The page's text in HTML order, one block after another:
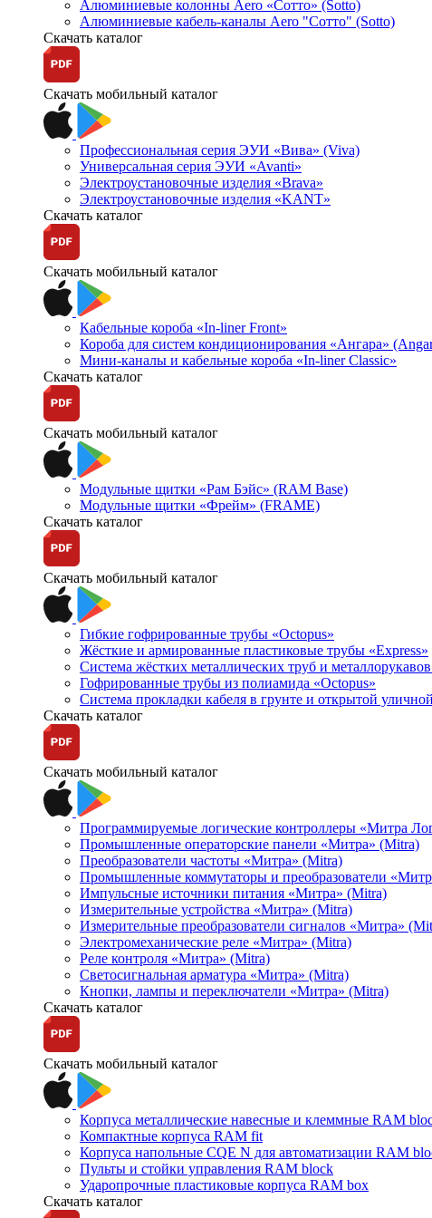
Алюминиевые колонны Aero «Сотто» (Sotto)
Алюминиевые кабель-каналы Aero "Сотто" (Sotto)
Скачать каталог
Скачать мобильный каталог
Профессиональная серия ЭУИ «Вива» (Viva)
Универсальная серия ЭУИ «Avanti»
Электроустановочные изделия «Brava»
Электроустановочные изделия «KANT»
Скачать каталог
Скачать мобильный каталог
Кабельные короба «In-liner Front»
Короба для систем кондиционирования «Ангара»
Мини-каналы и кабельные короба «In-liner Classic»
Скачать каталог
Скачать мобильный каталог
Модульные щитки «Рам Бэйс» (RAM Base)
Модульные щитки «Фрейм» (FRAME)
Скачать каталог
Скачать мобильный каталог
Гибкие гофрированные трубы «Octopus»
Жёсткие и армированные пластиковые трубы «Express»
Система жёстких металлических труб и
Гофрированные трубы из полиамида «Octopus»
Система прокладки кабеля в грунте и открытой
Скачать каталог
Скачать мобильный каталог
Программируемые логические контроллеры «Митра
Промышленные операторские панели «Митра» (Mitra)
Преобразователи частоты «Митра» (Mitra)
Промышленные коммутаторы и преобразователи
Импульсные источники питания «Митра» (Mitra)
Измерительные устройства «Митра» (Mitra)
Измерительные преобразователи сигналов «Митра»
Электромеханические реле «Митра» (Mitra)
Реле контроля «Митра» (Mitra)
Светосигнальная арматура «Митра» (Mitra)
Кнопки, лампы и переключатели «Митра» (Mitra)
Скачать каталог
Скачать мобильный каталог
Корпуса металлические навесные и клеммные RAM
Компактные корпуса RAM fit
Корпуса напольные CQE N для автоматизации RAM
Пульты и стойки управления RAM block
Ударопрочные пластиковые корпуса RAM box
Скачать каталог